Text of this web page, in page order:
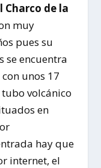
Charco de la
muy
pues su
se encuentra
con unos 17
volcánico
en
hay que
internet, el